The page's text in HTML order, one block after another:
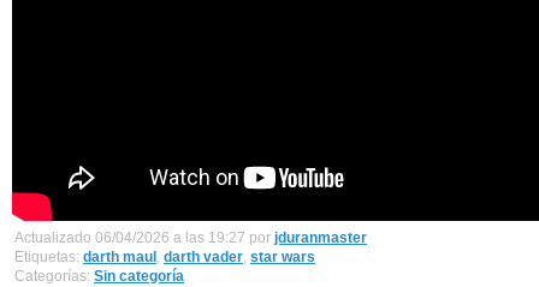
Actualizado 06/04/2026 a las 19:27 por jduranmaster
Etiquetas: darth maul , darth vader, star wars
Categorías: Sin categoría